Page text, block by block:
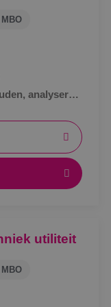
MBO
analyseren
utiliteit
MBO